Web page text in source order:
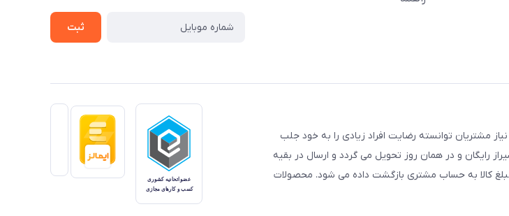
ثبت
مشتریان توانسته رضایت افراد زیادی را به خود جلب
رایگان و در همان روز تحویل می گردد و ارسال در بقیه
کالا به حساب مشتری بازگشت داده می شود. محصولات